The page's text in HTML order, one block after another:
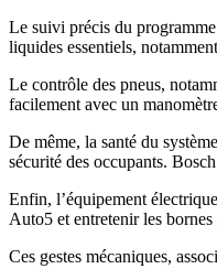
Le suivi précis du
liquides essentiels,
Le contrôle des pneus,
facilement avec un
De même, la santé du
sécurité des occupants.
Enfin, l’équipement
Auto5 et entretenir les
Ces gestes mécaniques,